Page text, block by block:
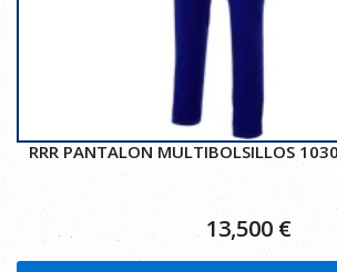
RRR PANTALON MULTIBOLSILLOS
13,500 €